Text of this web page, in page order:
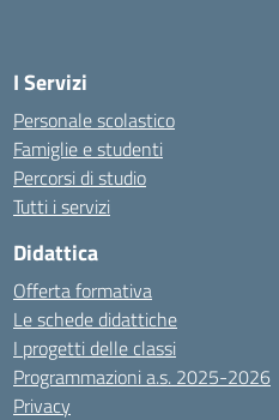
I Servizi
Personale scolastico
Famiglie e studenti
Percorsi di studio
Tutti i servizi
Didattica
Offerta formativa
Le schede didattiche
I progetti delle classi
Programmazioni a.s. 2025-2026
Privacy